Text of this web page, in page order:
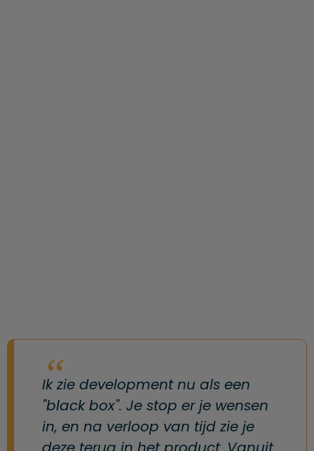
Ik zie development nu als een
"black box". Je stop er je wensen
in, en na verloop van tijd zie je